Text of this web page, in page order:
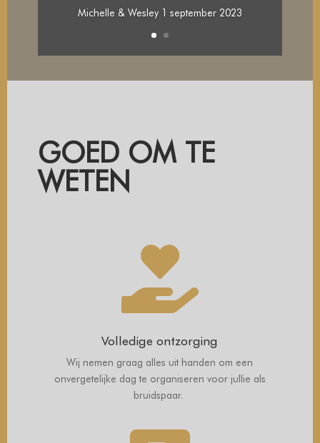
Michelle & Wesley 1 september 2023
GOED OM TE
WETEN

Volledige ontzorging
Wij nemen graag alles uit handen om een
onvergetelijke dag te organiseren voor jullie als
bruidspaar.